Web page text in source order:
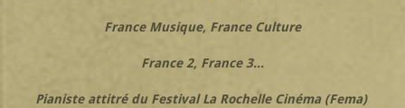
France Musique, France Culture
France 2, France 3...
Pianiste attitré du Festival La Rochelle Cinéma (Fema)